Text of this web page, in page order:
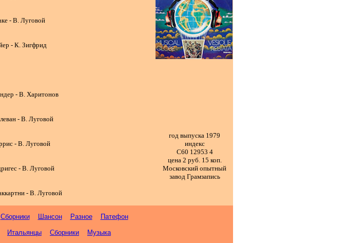
- В. Луговой
- К. Зигфрид
- В. Харитонов
- В. Луговой
год выпуска 1979
индекс
С60 12953 4
цена 2 руб. 15 коп.
Московский опытный
завод Грамзапись
- В. Луговой
- В. Луговой
- В. Луговой
Сборники Шансон Разное Патефон
Итальянцы Сборники Музыка